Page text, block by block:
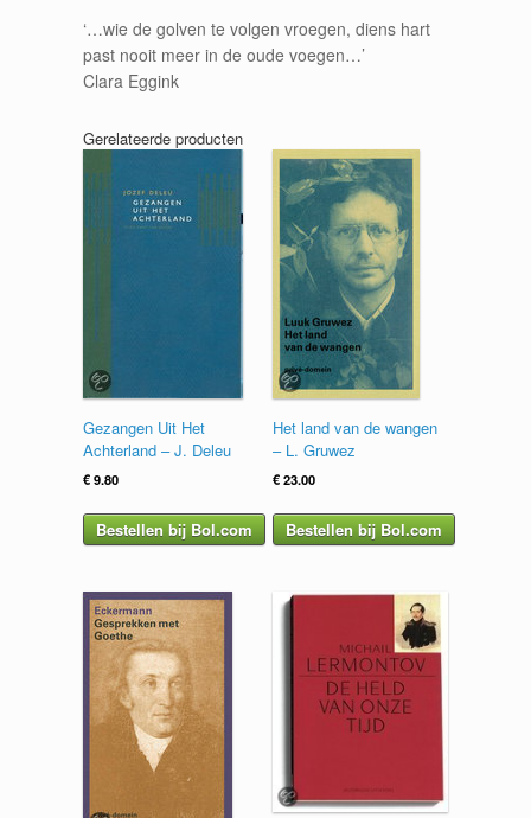
‘…wie de golven te volgen vroegen, diens hart
past nooit meer in de oude voegen…’
Clara Eggink
Gerelateerde producten
Gezangen Uit Het
Achterland – J. Deleu
€9.80
Bestellen bij Bol.com
Het land van de wangen
– L. Gruwez
€23.00
Bestellen bij Bol.com